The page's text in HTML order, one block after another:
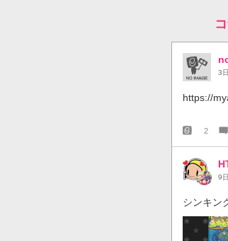
3
https://
2
9
シンキン